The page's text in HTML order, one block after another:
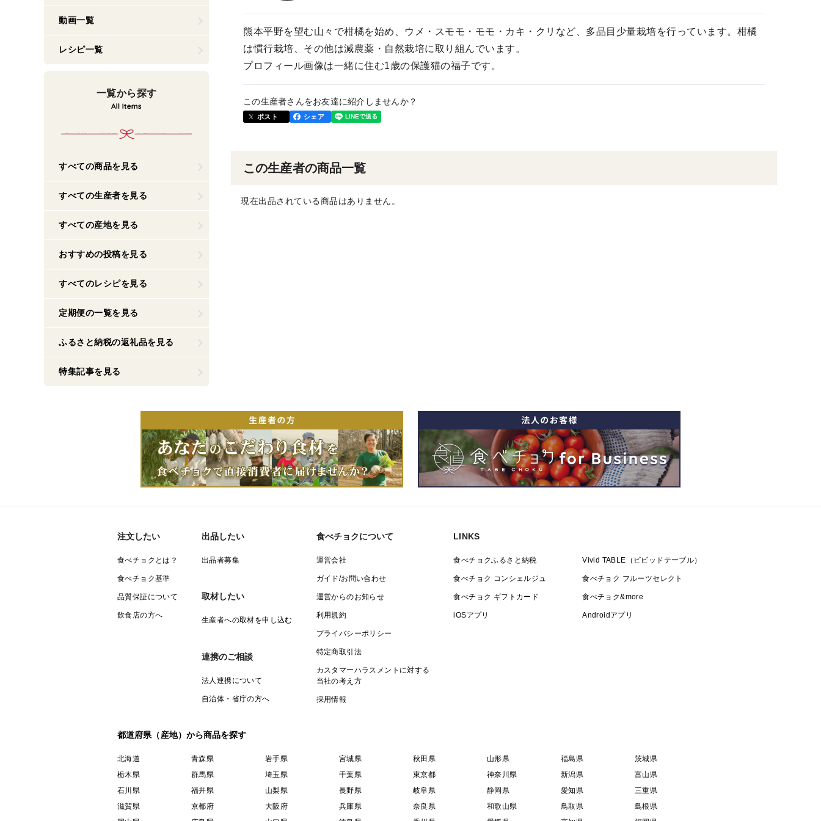
熊本平野を望む山々で柑橘を始め、ウメ・スモモ・モモ・カキ・クリなど、多品目少量栽培を行っています。柑橘
は慣行栽培、その他は減農薬・自然栽培に取り組んでいます。
プロフィール画像は一緒に住む1歳の保護猫の福子です。
この生産者さんをお友達に紹介しませんか？
ポスト シェア
この生産者の商品一覧
現在出品されている商品はありません。
動画一覧
レシピ一覧
一覧から探す
すべての商品を見る
すべての生産者を見る
すべての産地を見る
おすすめの投稿を見る
すべてのレシピを見る
定期便の一覧を見る
ふるさと納税の返礼品を見る
特集記事を見る
注文したい
食べチョクとは？
食べチョク基準
品質保証について
飲食店の方へ
出品したい
出品者募集
取材したい
生産者への取材を申し込む
連携のご相談
法人連携について
自治体・省庁の方へ
食べチョクについて
運営会社
ガイド/お問い合わせ
運営からのお知らせ
利用規約
プライバシーポリシー
特定商取引法
カスタマーハラスメントに対する
当社の考え方
採用情報
LINKS
食べチョクふるさと納税 Vivid TABLE（ビビッドテーブル）
食べチョク コンシェルジュ 食べチョク フルーツセレクト
食べチョク ギフトカード 食べチョク&more
iOSアプリ Androidアプリ
都道府県（産地）から商品を探す
北海道 青森県 岩手県 宮城県 秋田県 山形県 福島県
茨城県
栃木県
群馬県 埼玉県 千葉県 東京都 神奈川県 新潟県
富山県
石川県
福井県 山梨県 長野県 岐阜県 静岡県 愛知県
三重県
滋賀県
京都府 大阪府 兵庫県 奈良県 和歌山県 鳥取県
島根県